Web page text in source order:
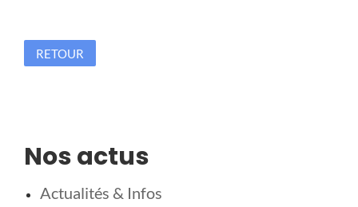
RETOUR
Nos actus
Actualités & Infos